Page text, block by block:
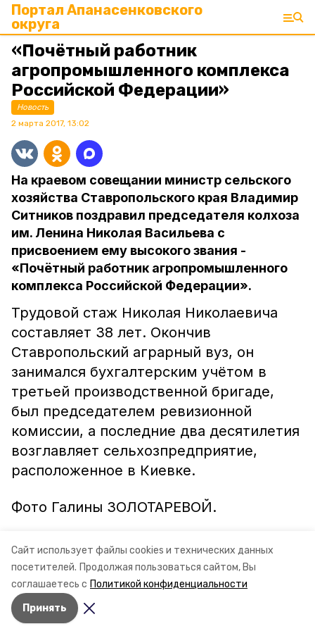
Сайт использует файлы cookies и технических данных
посетителей. Продолжая пользоваться сайтом, Вы
соглашаетесь с Политикой конфиденциальности
Принять
Портал Апанасенковского
округа
«Почётный работник
агропромышленного комплекса
Российской Федерации»
Новость
2 марта 2017, 13:02
На краевом совещании министр сельского
хозяйства Ставропольского края Владимир
Ситников поздравил председателя колхоза
им. Ленина Николая Васильева с
присвоением ему высокого звания -
«Почётный работник агропромышленного
комплекса Российской Федерации».
Трудовой стаж Николая Николаевича
составляет 38 лет. Окончив
Ставропольский аграрный вуз, он
занимался бухгалтерским учётом в
третьей производственной бригаде,
был председателем ревизионной
комиссии, а последние два десятилетия
возглавляет сельхозпредприятие,
расположенное в Киевке.
Фото Галины ЗОЛОТАРЕВОЙ.